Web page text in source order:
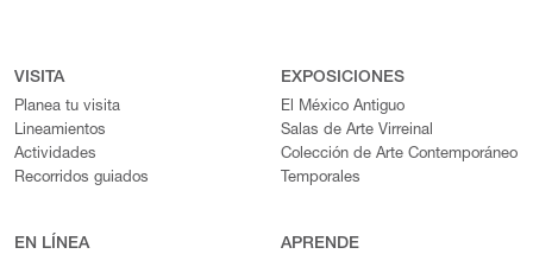
VISITA
Planea tu visita
Lineamientos
Actividades
Recorridos guiados
EXPOSICIONES
El México Antiguo
Salas de Arte Virreinal
Colección de Arte Contemporáneo
Temporales
EN LÍNEA APRENDE